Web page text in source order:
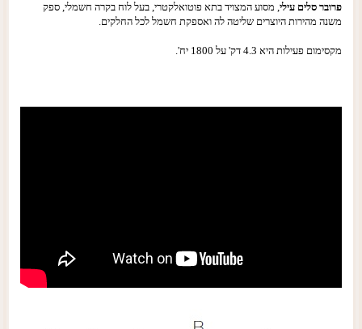
פרובר סלים עילי, מסוע המצויד בתא פוטואלקטרי, בעל לוח בקרה חשמלי, ספק
משנה מהירות היוצרים שליטה לה ואספקת חשמל לכל החלקים.
מקסימום פעילות היא 4.3 דק' על 1800 יח'.